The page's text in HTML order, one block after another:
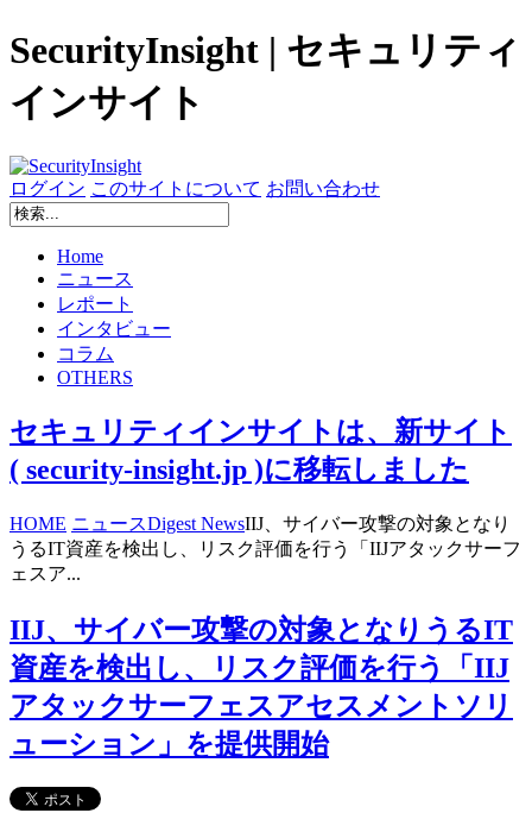
SecurityInsight | セキュリティ
インサイト
ログイン このサイトについて お問い合わせ
Home
ニュース
レポート
インタビュー
コラム
OTHERS
セキュリティインサイトは、新サイト
( security-insight.jp )に移転しました
HOME ニュースDigest NewsIIJ、サイバー攻撃の対象となり
うるIT資産を検出し、リスク評価を行う「IIJアタックサーフ
ェスア...
IIJ、サイバー攻撃の対象となりうるIT
資産を検出し、リスク評価を行う「IIJ
アタックサーフェスアセスメントソリ
ューション」を提供開始